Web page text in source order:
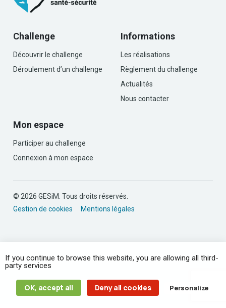
Challenge
Découvrir le challenge
Déroulement d’un challenge
Informations
Les réalisations
Règlement du challenge
Actualités
Nous contacter
Mon espace
Participer au challenge
Connexion à mon espace
© 2026 GESiM. Tous droits réservés.
Gestion de cookies
Mentions légales
If you continue to browse this website, you are allowing all third-
party services
OK, accept all Deny all cookies Personalize